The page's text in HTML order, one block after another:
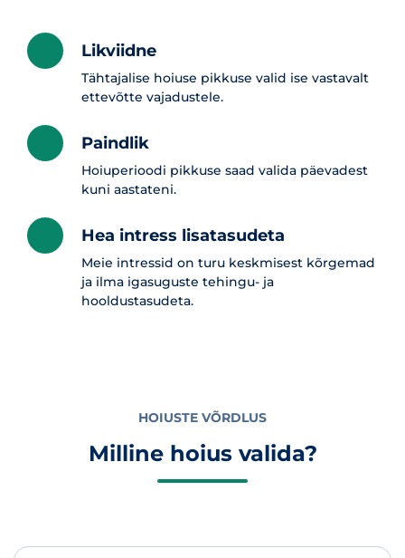
Likviidne
Tähtajalise hoiuse pikkuse valid ise vastavalt
ettevõtte vajadustele.
Paindlik
Hoiuperioodi pikkuse saad valida päevadest
kuni aastateni.
Hea intress lisatasudeta
Meie intressid on turu keskmisest kõrgemad
ja ilma igasuguste tehingu- ja
hooldustasudeta.
HOIUSTE VÕRDLUS
Milline hoius valida?